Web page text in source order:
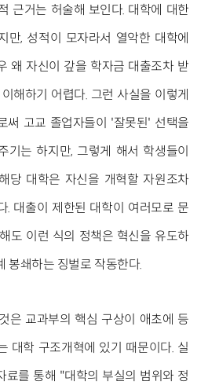
근거는 허술해 보인다. 대학에 대한
만, 성적이 모자라서 열악한 대학에
왜 자신이 갚을 학자금 대출조차 받
해하기 어렵다. 그런 사실을 이렇게
써 고교 졸업자들이 '잘못된' 선택을
기는 하지만, 그렇게 해서 학생들이
당 대학은 자신을 개혁할 자원조차
. 대출이 제한된 대학이 여러모로 문
도 이런 식의 정책은 혁신을 유도하
봉쇄하는 징벌로 작동한다.
은 교과부의 핵심 구상이 애초에 등
대학 구조개혁에 있기 때문이다. 실
료를 통해 "대학의 부실의 범위와 정